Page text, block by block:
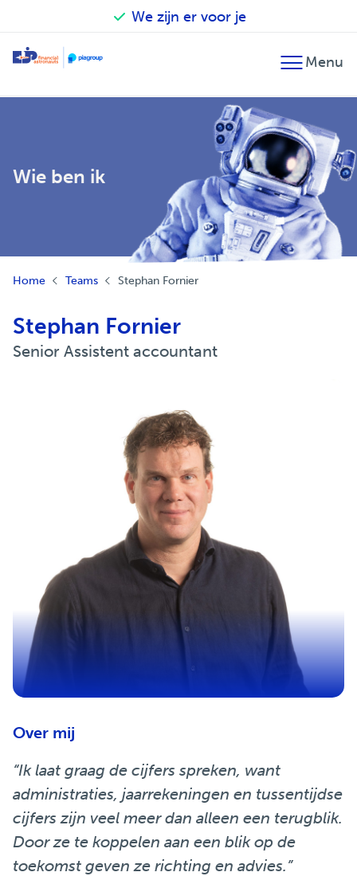
We zijn er voor je
Financiële planning
Fusie en overname
Audit
Salarisadministratie
Betrokken en verantwoordelijk
EJP Topsport Helpdesk
Internationaal
Wie ben ik
Home Teams Stephan Fornier
Stephan Fornier
Senior Assistent accountant
Over mij
“Ik laat graag de cijfers spreken, want
administraties, jaarrekeningen en tussentijdse
cijfers zijn veel meer dan alleen een terugblik.
Door ze te koppelen aan een blik op de
toekomst geven ze richting en advies.”